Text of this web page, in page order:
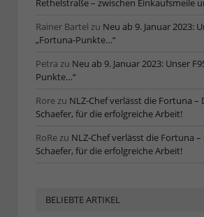
Rainer Bartel zu Neu ab 9. Januar 2023:
„Fortuna-Punkte…“
Petra zu Neu ab 9. Januar 2023: Unser
Punkte…“
Rore zu NLZ-Chef verlässt die Fortuna –
Schaefer, für die erfolgreiche Arbeit!
RoRe zu NLZ-Chef verlässt die Fortuna –
Schaefer, für die erfolgreiche Arbeit!
BELIEBTE ARTIKEL